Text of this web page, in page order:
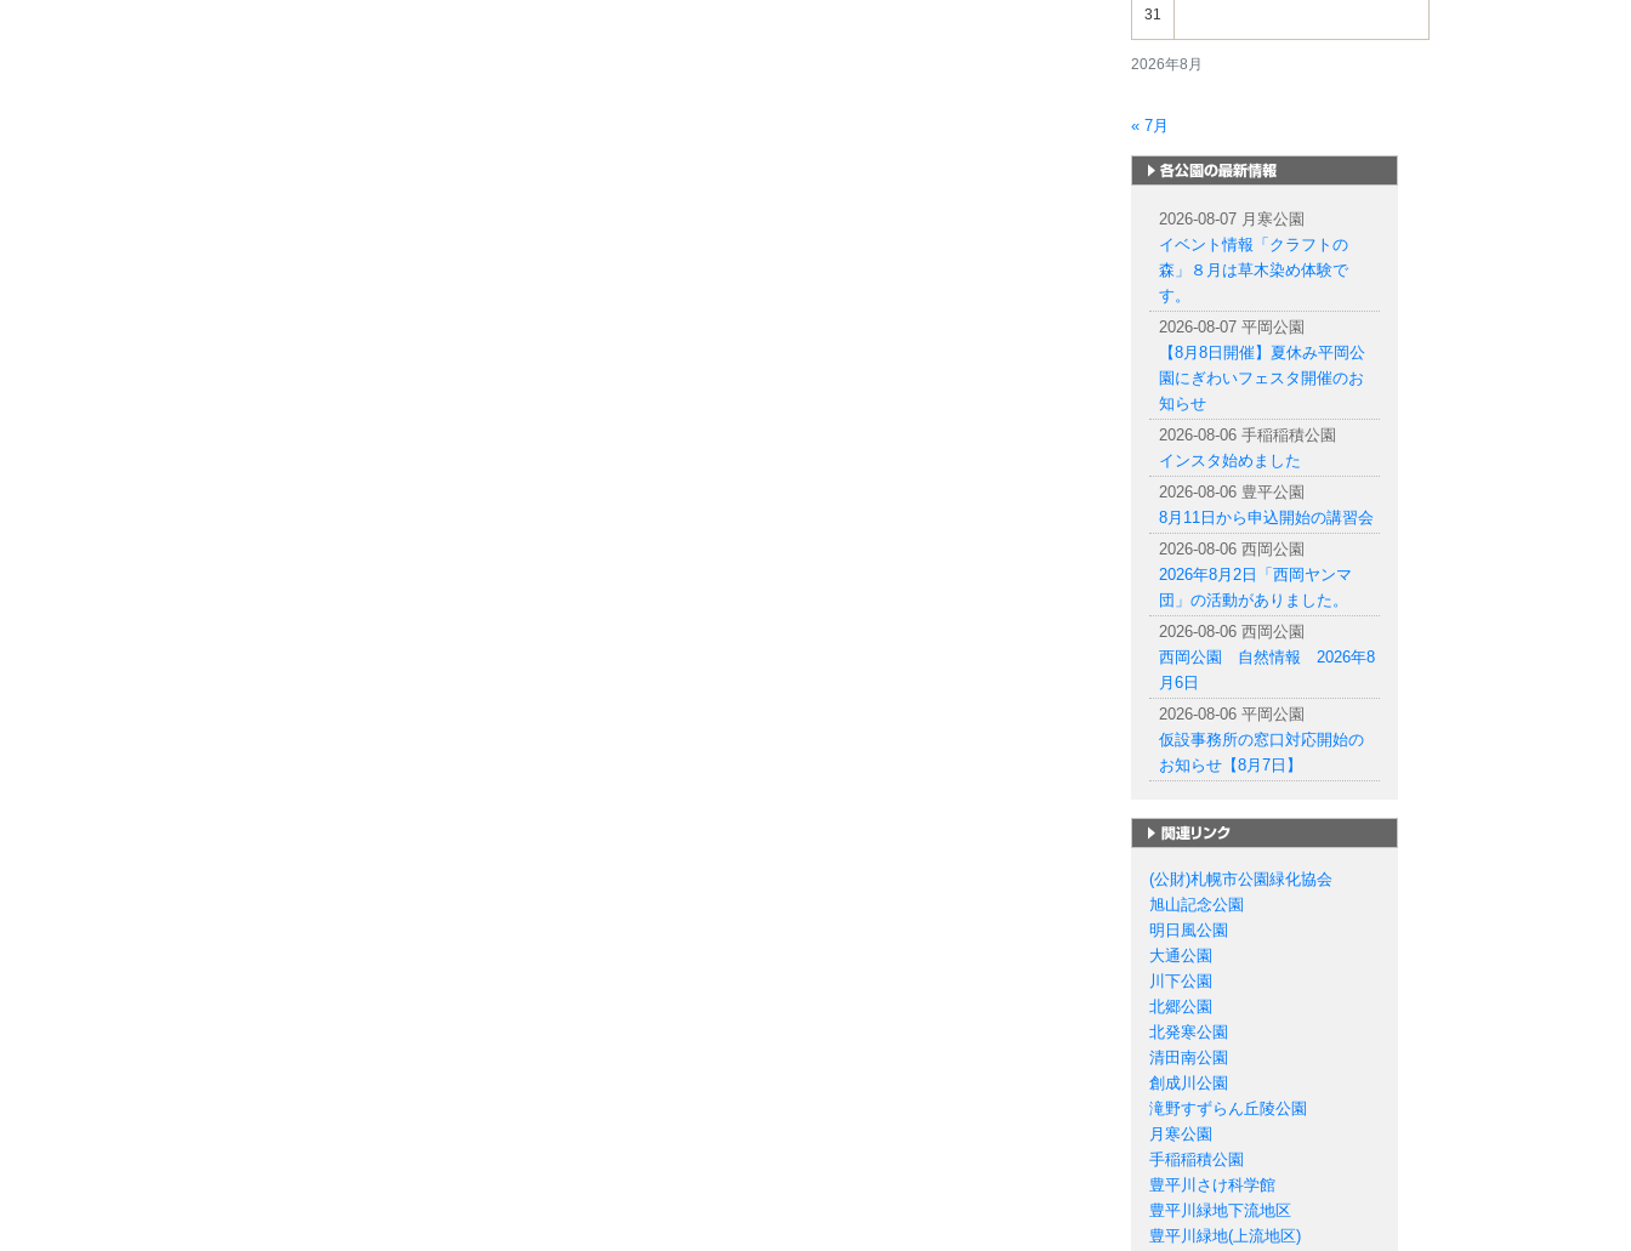
2026年8月
31
« 7月
2026-08-07 月寒公園
イベント情報「クラフトの
森」８月は草木染め体験で
す。
2026-08-07 平岡公園
【8月8日開催】夏休み平岡公
園にぎわいフェスタ開催のお
知らせ
2026-08-06 手稲稲積公園
インスタ始めました
2026-08-06 豊平公園
8月11日から申込開始の講習会
2026-08-06 西岡公園
2026年8月2日「西岡ヤンマ
団」の活動がありました。
2026-08-06 西岡公園
西岡公園 自然情報 2026年8
月6日
2026-08-06 平岡公園
仮設事務所の窓口対応開始の
お知らせ【8月7日】
(公財)札幌市公園緑化協会
旭山記念公園
明日風公園
大通公園
川下公園
北郷公園
北発寒公園
清田南公園
創成川公園
滝野すずらん丘陵公園
月寒公園
手稲稲積公園
豊平川さけ科学館
豊平川緑地下流地区
豊平川緑地(上流地区)